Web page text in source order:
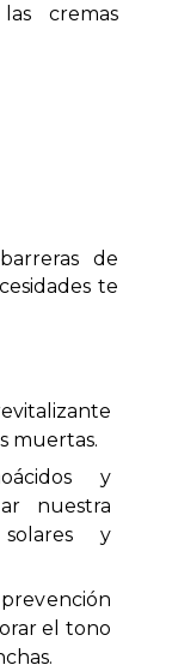
cremas
de
te
muertas.
y
nuestra
y
el tono